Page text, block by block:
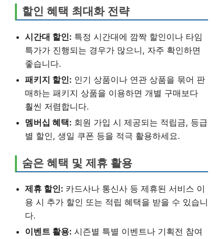
할인 혜택 최대화 전략
시간대 할인: 특정 시간대에 깜짝 할인이나 타임
특가가 진행되는 경우가 많으니, 자주 확인하면
좋습니다.
패키지 할인: 인기 상품이나 연관 상품을 묶어 판
매하는 패키지 상품을 이용하면 개별 구매보다
훨씬 저렴합니다.
멤버십 혜택: 회원 가입 시 제공되는 적립금, 등급
별 할인, 생일 쿠폰 등을 적극 활용하세요.
숨은 혜택 및 제휴 활용
제휴 할인: 카드사나 통신사 등 제휴된 서비스 이
용 시 추가 할인 또는 적립 혜택을 받을 수 있습니
다.
이벤트 활용: 시즌별 특별 이벤트나 기획전 참여